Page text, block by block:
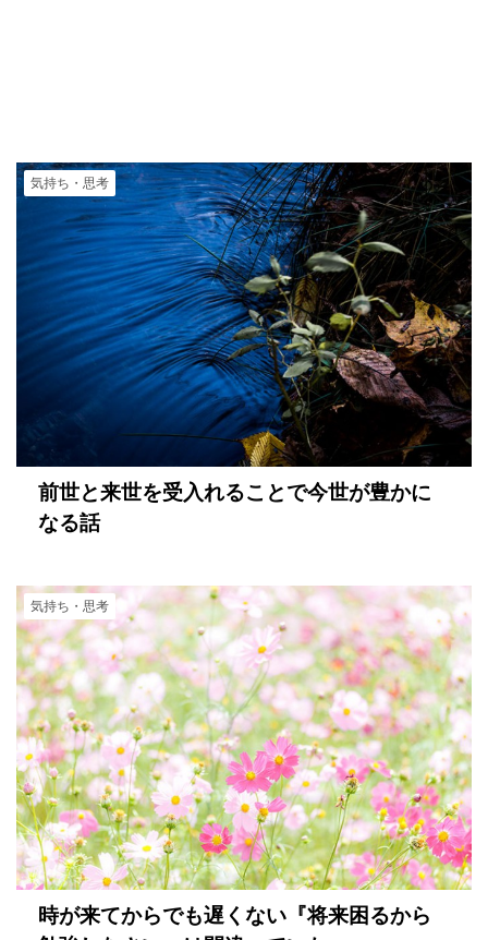
気持ち・思考
前世と来世を受入れることで今世が豊かに
なる話
気持ち・思考
時が来てからでも遅くない『将来困るから